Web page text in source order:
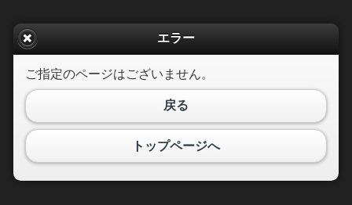
エラー
ご指定のページはございません。
戻る
トップページへ